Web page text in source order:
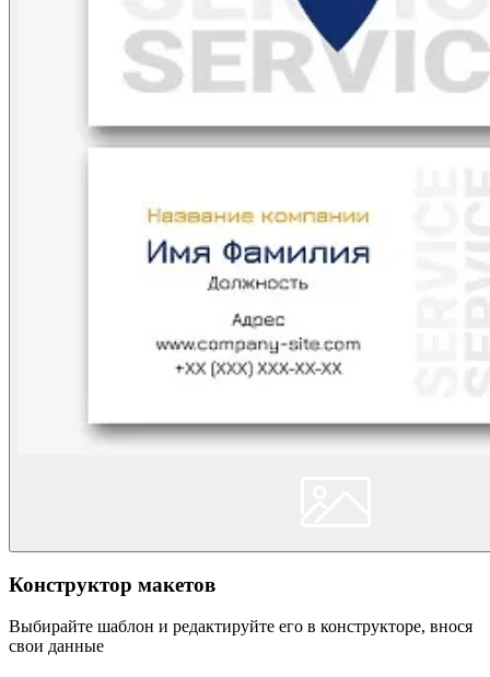
Конструктор макетов
Выбирайте шаблон и редактируйте его в конструкторе, внося
свои данные